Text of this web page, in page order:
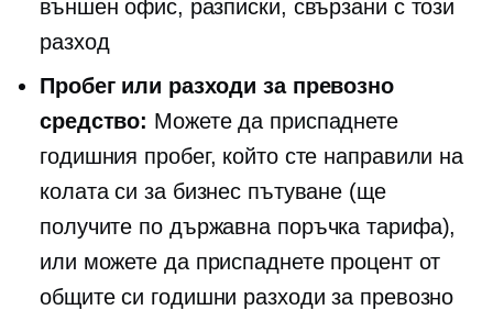
външен офис, разписки, свързани с този
разход
Пробег или разходи за превозно
средство: Можете да приспаднете
годишния пробег, който сте направили на
колата си за бизнес пътуване (ще
получите по държавна поръчка тарифа),
или можете да приспаднете процент от
общите си годишни разходи за превозно